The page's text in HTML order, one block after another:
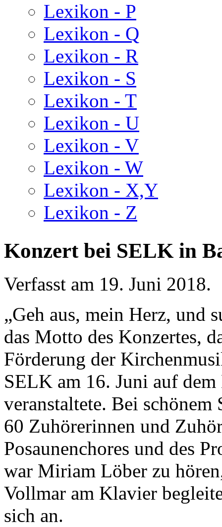
Lexikon - P
Lexikon - Q
Lexikon - R
Lexikon - S
Lexikon - T
Lexikon - U
Lexikon - V
Lexikon - W
Lexikon - X,Y
Lexikon - Z
Konzert bei SELK in
Verfasst am 19. Juni 2018.
„Geh aus, mein Herz, und
das Motto des Konzertes,
Förderung der
SELK am 16. Juni auf
veranstaltete. Bei
60 Zuhörerinnen und
Posaunenchores und des
war Miriam Löber zu
Vollmar am Klavier
sich an.